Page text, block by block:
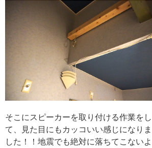
そこにスピーカーを取り付ける作業をし
て、見た目にもカッコいい感じになりま
した！！地震でも絶対に落ちてこないよ